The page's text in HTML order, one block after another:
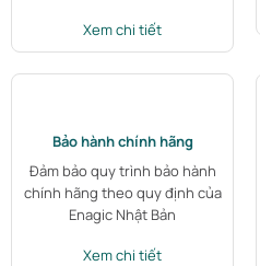
Xem chi tiết
Bảo hành chính hãng
Đảm bảo quy trình bảo hành
chính hãng theo quy định của
Enagic Nhật Bản
Xem chi tiết